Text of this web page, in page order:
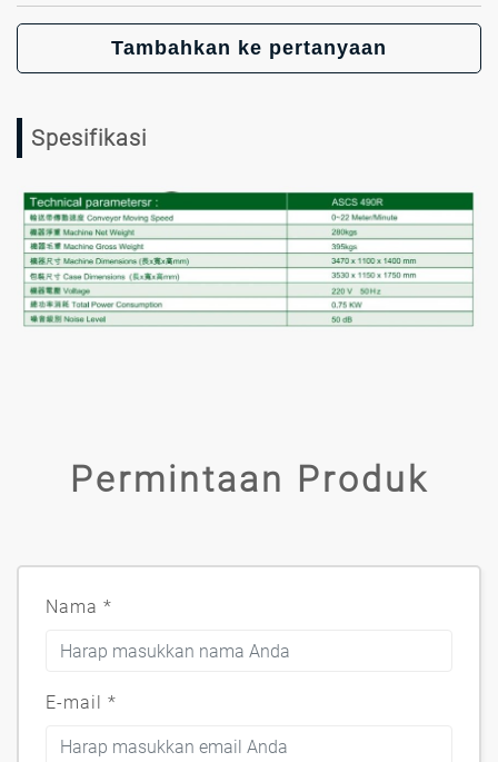
Tambahkan ke pertanyaan
Spesifikasi
Permintaan Produk
Nama *
E-mail *